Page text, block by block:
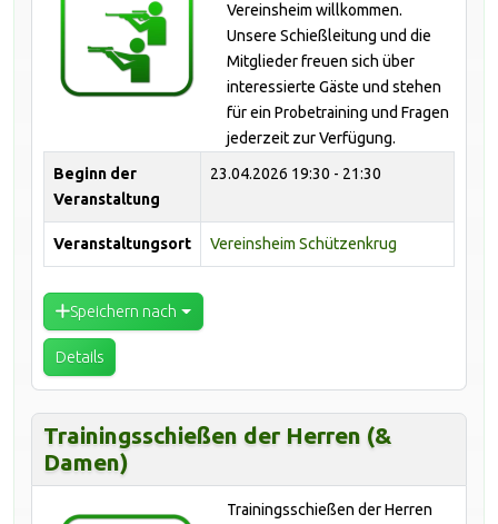
Vereinsheim willkommen.
Unsere Schießleitung und die
Mitglieder freuen sich über
interessierte Gäste und stehen
für ein Probetraining und Fragen
jederzeit zur Verfügung.
Beginn der
Veranstaltung
23.04.2026 19:30 - 21:30
Veranstaltungsort Vereinsheim Schützenkrug
Speichern nach
Details
Trainingsschießen der Herren (&
Damen)
Trainingsschießen der Herren